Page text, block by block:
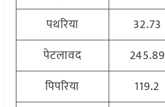
पथरिया
32.73
पेटलावद
245.89
पिपरिया
119.2